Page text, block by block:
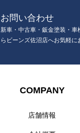
お問い合わせ
新車・中古車・鈑金塗装・車
らビーンズ佐沼店へお気軽に
COMPANY
店舗情報